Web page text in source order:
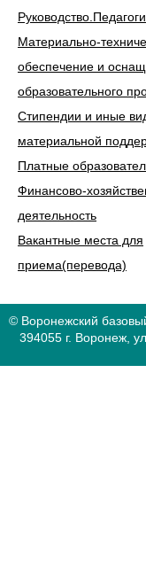
Материально-
обеспечение и
образовательного
Стипендии и иные
материальной
Платные
Финансово-
деятельность
Вакантные места для
приема(перевода)
© Воронежский
394055 г. Воронеж,